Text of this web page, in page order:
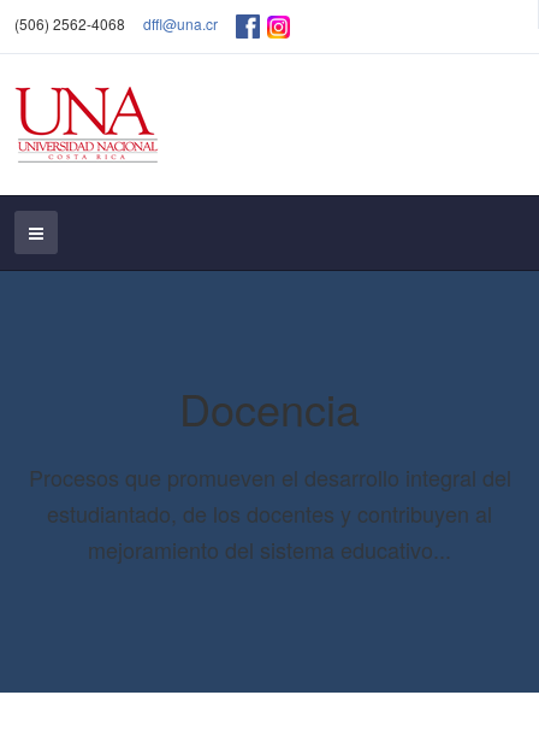
(506) 2562-4068 dffl@una.cr
Docencia
Procesos que promueven el desarrollo integral del
estudiantado, de los docentes y contribuyen al
mejoramiento del sistema educativo...